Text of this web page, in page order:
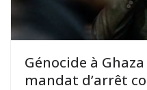
Génocide à
mandat d’arrêt